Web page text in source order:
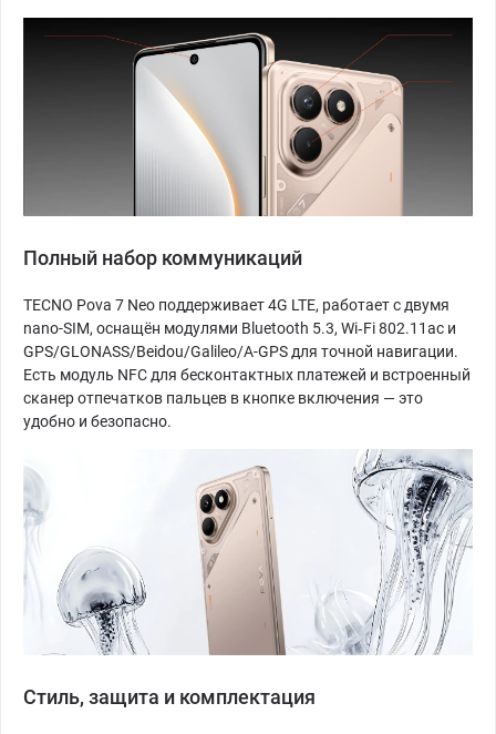
Полный набор коммуникаций
TECNO Pova 7 Neo поддерживает 4G LTE, работает с двумя
nano-SIM, оснащён модулями Bluetooth 5.3, Wi‑Fi 802.11ac и
GPS/GLONASS/Beidou/Galileo/A-GPS для точной навигации.
Есть модуль NFC для бесконтактных платежей и встроенный
сканер отпечатков пальцев в кнопке включения — это
удобно и безопасно.
Стиль, защита и комплектация